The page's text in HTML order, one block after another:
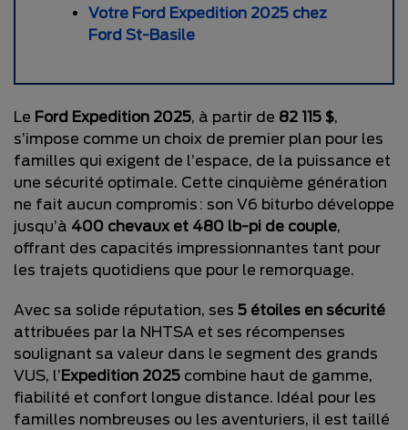
Votre Ford Expedition 2025 chez
Ford St-Basile
Le Ford Expedition 2025, à partir de 82 115 $,
s’impose comme un choix de premier plan pour les
familles qui exigent de l’espace, de la puissance et
une sécurité optimale. Cette cinquième génération
ne fait aucun compromis : son V6 biturbo développe
jusqu’à 400 chevaux et 480 lb-pi de couple,
offrant des capacités impressionnantes tant pour
les trajets quotidiens que pour le remorquage.
Avec sa solide réputation, ses 5 étoiles en sécurité
attribuées par la NHTSA et ses récompenses
soulignant sa valeur dans le segment des grands
VUS, l’Expedition 2025 combine haut de gamme,
fiabilité et confort longue distance. Idéal pour les
familles nombreuses ou les aventuriers, il est taillé